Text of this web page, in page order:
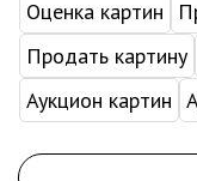
Оценка картин
Продать картину
Аукцион картин